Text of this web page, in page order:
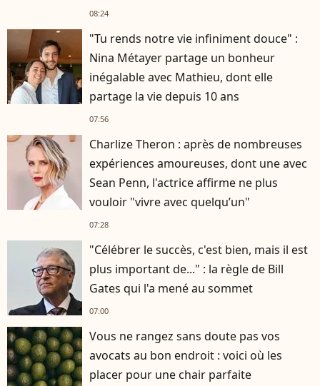
08:24
"Tu rends notre vie infiniment douce" :
Nina Métayer partage un bonheur
inégalable avec Mathieu, dont elle
partage la vie depuis 10 ans
07:56
Charlize Theron : après de nombreuses
expériences amoureuses, dont une avec
Sean Penn, l'actrice affirme ne plus
vouloir "vivre avec quelqu’un"
07:28
"Célébrer le succès, c'est bien, mais il est
plus important de..." : la règle de Bill
Gates qui l'a mené au sommet
07:00
Vous ne rangez sans doute pas vos
avocats au bon endroit : voici où les
placer pour une chair parfaite